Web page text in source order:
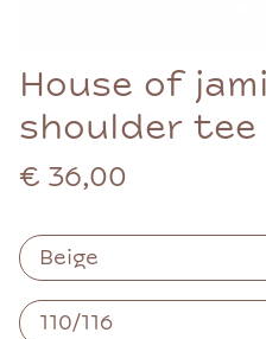
House of
shoulder tee
€ 36,00